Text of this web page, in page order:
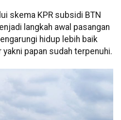
skema KPR subsidi BTN
langkah awal pasangan
hidup lebih baik
papan sudah terpenuhi.